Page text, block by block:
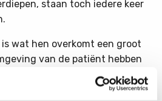
staan toch iedere keer
wat hen overkomt een groot
van de patiënt hebben
want die weet vaak helemaal
te denken.